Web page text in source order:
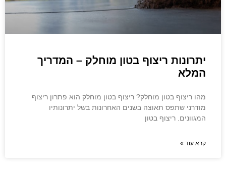
יתרונות ריצוף בטון מוחלק – המדריך
המלא
מהו ריצוף בטון מוחלק? ריצוף בטון מוחלק הוא פתרון ריצוף
מודרני שתפס תאוצה בשנים האחרונות בשל יתרונותיו
המגוונים. ריצוף בטון
קרא עוד »